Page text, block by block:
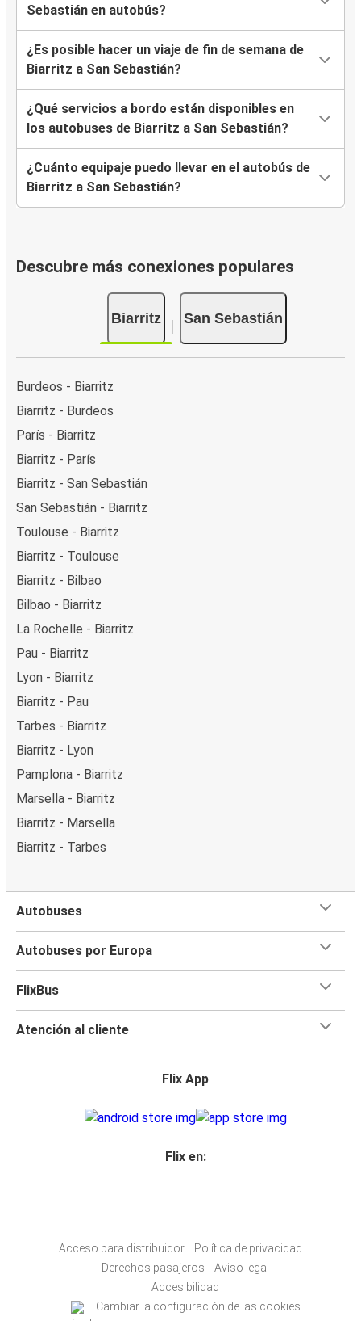
Sebastián en autobús?
¿Es posible hacer un viaje de fin de semana de
Biarritz a San Sebastián?
¿Qué servicios a bordo están disponibles en
los autobuses de Biarritz a San Sebastián?
¿Cuánto equipaje puedo llevar en el autobús de
Biarritz a San Sebastián?
Descubre más conexiones populares
Biarritz San Sebastián
Burdeos - Biarritz
Biarritz - Burdeos
París - Biarritz
Biarritz - París
Biarritz - San Sebastián
San Sebastián - Biarritz
Toulouse - Biarritz
Biarritz - Toulouse
Biarritz - Bilbao
Bilbao - Biarritz
La Rochelle - Biarritz
Pau - Biarritz
Lyon - Biarritz
Biarritz - Pau
Tarbes - Biarritz
Biarritz - Lyon
Pamplona - Biarritz
Marsella - Biarritz
Biarritz - Marsella
Biarritz - Tarbes
Autobuses
Autobuses por Europa
FlixBus
Atención al cliente
Flix App
Flix en:
Acceso para distribuidor
Política de privacidad
Derechos pasajeros
Aviso legal
Accesibilidad
Cambiar la configuración de las cookies